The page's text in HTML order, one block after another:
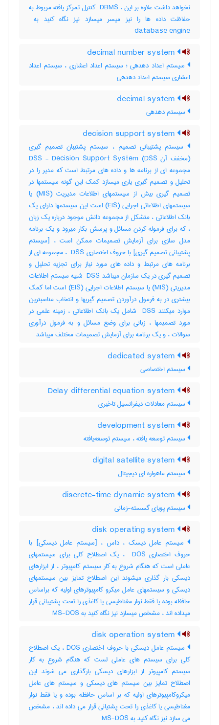
نخواهد داشت علاوه بر این ، ‎ DBMS کنترل تمرکز یافته مربوط به
database engine
سیستم اعداد دهدهی ؛ سیستم اعداد اعشاری ، سیستم اعداد
اعشاری سیستم اعداد دهدهی
سیستم دهدهی
سیستم پشتیبانی تصمیم ، سیستم پشتیبان تصمیم گیری
(مخفف آن DSS) DSS - Decision Support System
مجموعه ای از برنامه ها و داده های مرتبط است که مدیر را در
تحلیل و تصمیم گیری یاری میسازد کمک این گونه سیستمها در
تصمیم گیری بیش از سیستمهای اطلاعات مدیریت (MIS) یا
سیستمهای اطلاعاتی اجرایی (EIS) است این سیستمها دارای یک
بانک اطلاعاتی ، متشکل از مجموعه دانش موجود درباره یک زبان
، که برای فرموله کردن مسائل و پرسش بکار میرود و یک برنامه
مدل سازی برای آزمایش تصمیمات ممکن است ، [سیستم
پشتیبانی تصمیم گیری] با حروف اختصاری ‎ DSS ، مجموعه ای از
برنامه های مرتبط و داده های مورد نیاز برای تجزیه تحلیل و
تصمیم گیری در یک سازمان میباشد ‎ DSS شبیه سیستم اطلاعات
مدیریتی (‎MIS) یا سیستم اطلاعات اجرایی (‎EIS) است اما کمک
بیشتری در به فرمول درآوردن تصمیم گیریها و انتخاب مناسبترین
موارد میکنند ‎ DSS شامل یک بانک اطلاعاتی ، زمینه علمی در
مورد تصمیمها ، زبانی برای وضع مسائل و به فرمول درآوری
سوالات ، و یک برنامه برای آزمایش تصمیمات مختلف میباشد
سیستم اختصاصی
سیستم معادلات دیفرانسیل تاخیری
سیستم توسعه یافته ، سیستم توسعه‌یافته
سیستم ماهواره ای دیجیتال
سیستم پویای گسسته-زمانی
سیستم عامل دیسک ، داس ، [سیستم عامل دیسکی] با
حروف اختصاری ‎ DOS ، یک اصطلاح کلی برای سیستمهای
عاملی است که هنگام شروع به کار سیستم کامپیوتر ، از ابزارهای
دیسکی بار گذاری میشوند این اصطلاح تمایز بین سیستمهای
دیسکی و سیستمهای عامل میکرو کامپیوترهای اولیه که براساس
حافظه بوده یا فقط نوار مغناطیسی یا کاغذی را تحت پشتیبانی قرار
میداده اند ، مشخص میسازد نیز نگاه کنید به ‎ MS-DOS
سیستم عامل دیسکی با حروف اختصاری DOS ، یک اصطلاح
کلی برای سیستم های عاملی لست که هنگام شروع به کار
سیستم کامپیوتر از ابزارهای دیسکی بارگذاری می شوند این
اصطلاح تمایز بین سیستم های دیسکی و سیستم های عامل
میکروکامپیوترهای اولیه که بر اساس حافظه بوده و یا فقط نوار
مغناطیسی یا کاغذی را تحت پشتیانی قرار می داده اند ، مشخص
می سازد نیز نگاه کنید به MS-DOS